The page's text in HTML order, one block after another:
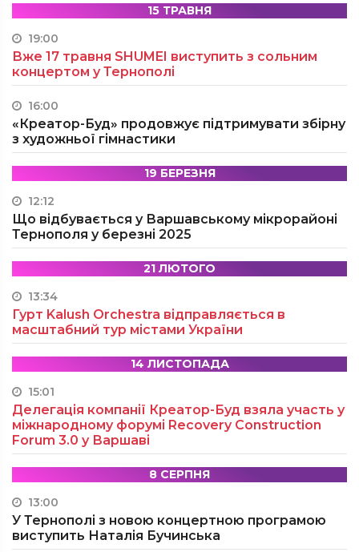
15 ТРАВНЯ
19:00
Вже 17 травня SHUMEI виступить з сольним
концертом у Тернополі
16:00
«Креатор-Буд» продовжує підтримувати збірну
з художньої гімнастики
19 БЕРЕЗНЯ
12:12
Що відбувається у Варшавському мікрорайоні
Тернополя у березні 2025
21 ЛЮТОГО
13:34
Гурт Kalush Orchestra відправляється в
масштабний тур містами України
14 ЛИСТОПАДА
15:01
Делегація компанії Креатор-Буд взяла участь у
міжнародному форумі Recovery Construction
Forum 3.0 у Варшаві
8 СЕРПНЯ
13:00
У Тернополі з новою концертною програмою
виступить Наталія Бучинська